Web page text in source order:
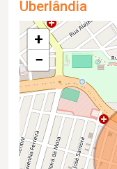
Uberlândia
+
−